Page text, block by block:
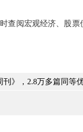
查阅宏观经济、股
刊》，2.8万多篇同等